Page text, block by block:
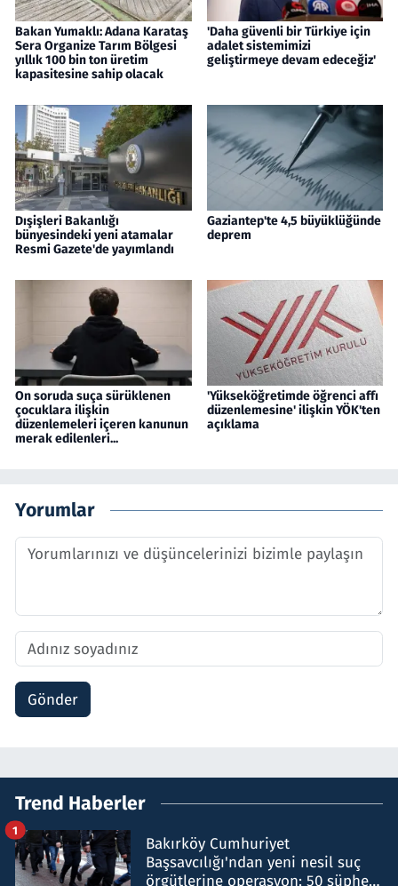
Bakan Yumaklı: Adana Karataş
Sera Organize Tarım Bölgesi
yıllık 100 bin ton üretim
kapasitesine sahip olacak
'Daha güvenli bir Türkiye için
adalet sistemimizi
geliştirmeye devam edeceğiz'
Dışişleri Bakanlığı
bünyesindeki yeni atamalar
Resmi Gazete'de yayımlandı
Gaziantep'te 4,5 büyüklüğünde
deprem
On soruda suça sürüklenen
çocuklara ilişkin
düzenlemeleri içeren kanunun
merak edilenleri...
'Yükseköğretimde öğrenci affı
düzenlemesine' ilişkin YÖK'ten
açıklama
Yorumlar
Gönder
Trend Haberler
Bakırköy Cumhuriyet
Başsavcılığı'ndan yeni nesil suç
örgütlerine operasyon: 50 şüpheli
1